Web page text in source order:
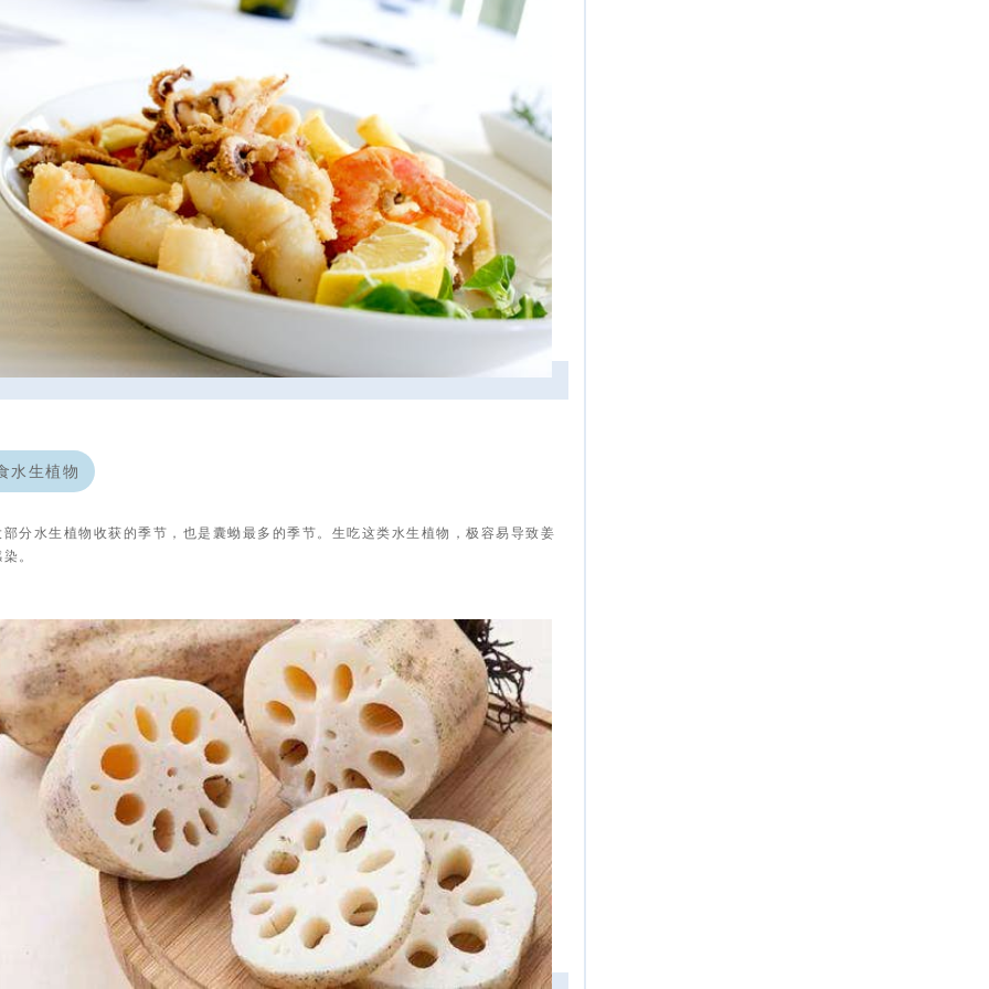
水生植物
部分水生植物收获的季节，也是囊蚴最多的季节。生吃这类水生植物，极容易导致姜
。